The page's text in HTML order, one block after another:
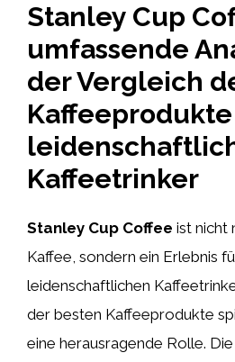
Stanley Cup
umfassende
der Vergleich
Kaffeetrinker
Stanley Cup Coffee ist nicht
Kaffee, sondern ein Erlebnis
leidenschaftlichen
der besten Kaffeeprodukte
eine herausragende Rolle.